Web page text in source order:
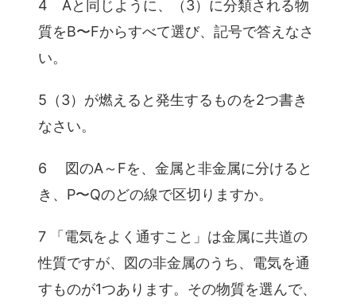
4 Aと同じように、（3）に分類される物
質をB〜Fからすべて選び、記号で答えなさ
い。
5（3）が燃えると発生するものを2つ書き
なさい。
6 図のA～Fを、金属と非金属に分けると
き、P〜Qのどの線で区切りますか。
7 「電気をよく通すこと」は金属に共道の
性質ですが、図の非金属のうち、電気を通
すものが1つあります。その物質を選んで、